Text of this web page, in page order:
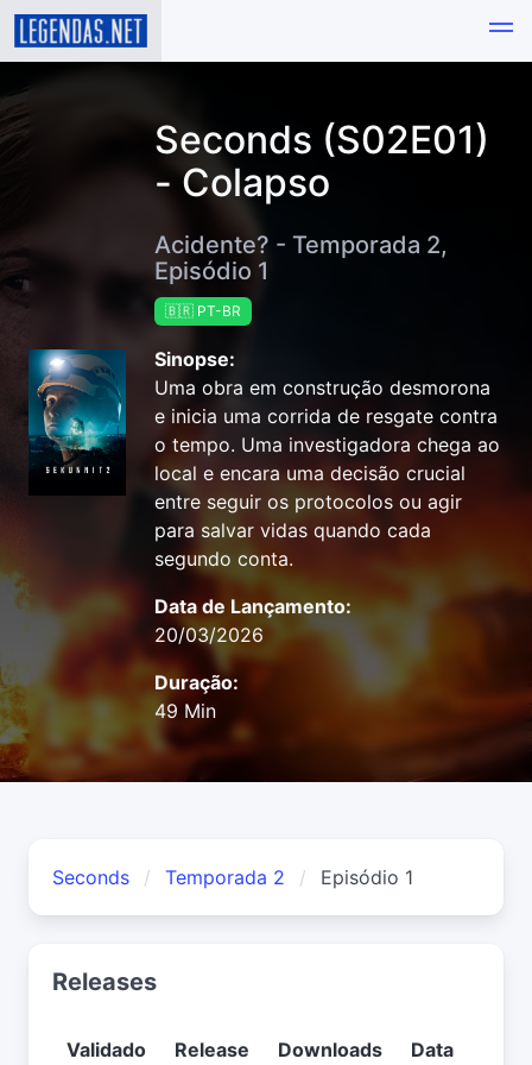
Seconds (S02E01)
- Colapso
Acidente? - Temporada 2,
Episódio 1
🇧🇷 PT-BR
Sinopse:
Uma obra em construção desmorona
e inicia uma corrida de resgate contra
o tempo. Uma investigadora chega ao
local e encara uma decisão crucial
entre seguir os protocolos ou agir
para salvar vidas quando cada
segundo conta.
Data de Lançamento:
20/03/2026
Duração:
49 Min
Seconds Temporada 2 Episódio 1
Releases
Validado Release Downloads Data